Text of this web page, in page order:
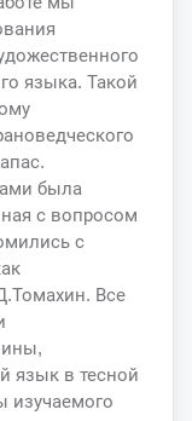
языка. Такой
была
с вопросом
с
Все
язык в тесной
изучаемого